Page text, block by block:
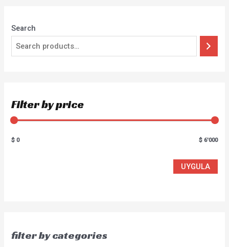
Search
Filter by price
$ 0 $ 6'000
UYGULA
filter by categories